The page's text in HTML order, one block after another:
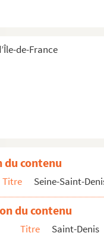
de-France
contenu
Titre Seine-Saint-
du contenu
Titre Saint-Denis